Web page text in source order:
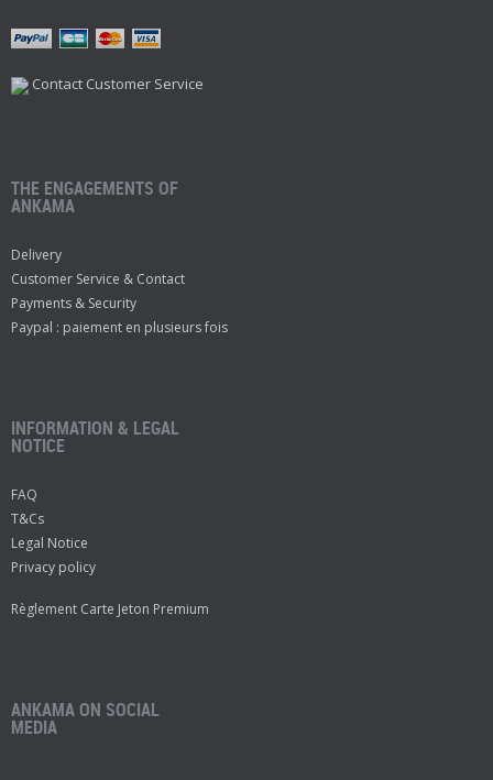
Contact Customer Service
THE ENGAGEMENTS OF
ANKAMA
Delivery
Customer Service & Contact
Payments & Security
Paypal : paiement en plusieurs fois
INFORMATION & LEGAL
NOTICE
FAQ
T&Cs
Legal Notice
Privacy policy
Règlement Carte Jeton Premium
ANKAMA ON SOCIAL
MEDIA